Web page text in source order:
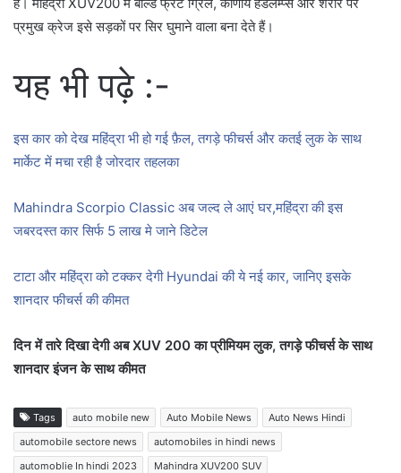
प्रमुख क्रेज इसे सड़कों पर सिर घुमाने वाला बना देते हैं।
यह भी पढ़े :-
इस कार को देख महिंद्रा भी हो गई फ़ैल, तगड़े फीचर्स और कतई लुक के साथ
मार्केट में मचा रही है जोरदार तहलका
Mahindra Scorpio Classic अब जल्द ले आएं घर,महिंद्रा की इस
जबरदस्त कार सिर्फ 5 लाख मे जाने डिटेल
टाटा और महिंद्रा को टक्कर देगी Hyundai की ये नई कार, जानिए इसके
शानदार फीचर्स की कीमत
दिन में तारे दिखा देगी अब XUV 200 का प्रीमियम लुक, तगड़े फीचर्स के साथ
शानदार इंजन के साथ कीमत
Tags auto mobile new Auto Mobile News
Auto News Hindi
automobile sectore news
automobiles in hindi news
automoblie In hindi 2023
Mahindra XUV200 SUV